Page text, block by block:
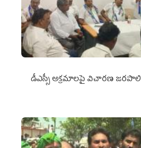
డీఎస్సీ అక్రమాలపై విచారణ జరపాలి